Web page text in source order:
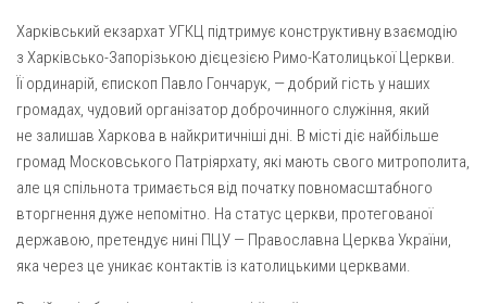
Харківський екзархат УГКЦ підтримує конструктивну взаємодію
з Харківсько-Запорізькою дієцезією Римо-Католицької Церкви.
Її ординарій, єпископ Павло Гончарук, — добрий гість у наших
громадах, чудовий організатор доброчинного служіння, який
не залишав Харкова в найкритичніші дні. В місті діє найбільше
громад Московського Патріярхату, які мають свого митрополита,
але ця спільнота тримається від початку повномасштабного
вторгнення дуже непомітно. На статус церкви, протегованої
державою, претендує нині ПЦУ — Православна Церква України,
яка через це уникає контактів із католицькими церквами.